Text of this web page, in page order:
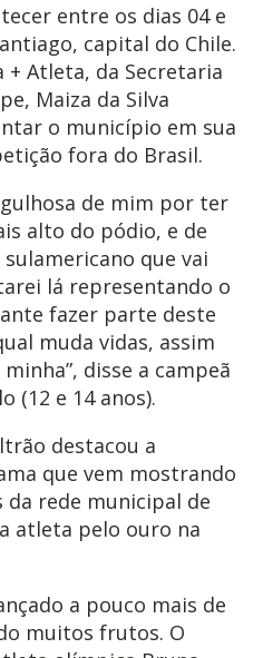
entre os dias 04 e
capital do Chile.
+ Atleta, da Secretaria
Maiza da Silva
o município em sua
fora do Brasil.
de mim por ter
alto do pódio, e de
que vai
lá representando o
fazer parte deste
muda vidas, assim
disse a campeã
(12 e 14 anos).
destacou a
que vem mostrando
rede municipal de
atleta pelo ouro na
a pouco mais de
muitos frutos. O